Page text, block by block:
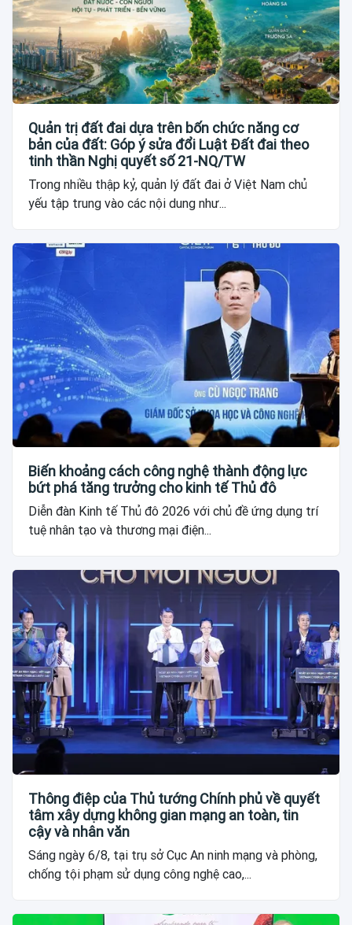
Quản trị đất đai dựa trên bốn chức năng cơ
bản của đất: Góp ý sửa đổi Luật Đất đai theo
tinh thần Nghị quyết số 21-NQ/TW
Trong nhiều thập kỷ, quản lý đất đai ở Việt Nam chủ
yếu tập trung vào các nội dung như...
Biến khoảng cách công nghệ thành động lực
bứt phá tăng trưởng cho kinh tế Thủ đô
Diễn đàn Kinh tế Thủ đô 2026 với chủ đề ứng dụng trí
tuệ nhân tạo và thương mại điện...
Thông điệp của Thủ tướng Chính phủ về quyết
tâm xây dựng không gian mạng an toàn, tin
cậy và nhân văn
Sáng ngày 6/8, tại trụ sở Cục An ninh mạng và phòng,
chống tội phạm sử dụng công nghệ cao,...